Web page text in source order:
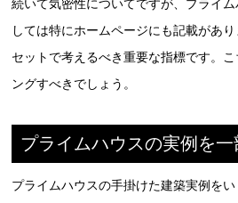
続いて気密性についてですが、プライ
しては特にホームページにも記載があ
セットで考えるべき重要な指標です。
ングすべきでしょう。
プライムハウスの実例を一
プライムハウスの手掛けた建築実例を